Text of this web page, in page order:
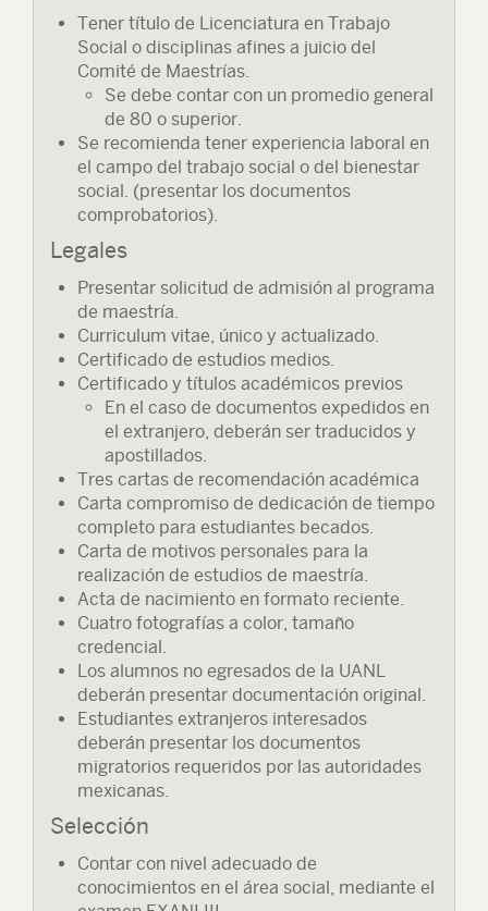
Tener título de Licenciatura en Trabajo
Social o disciplinas afines a juicio del
Comité de Maestrías.
Se debe contar con un promedio general
de 80 o superior.
Se recomienda tener experiencia laboral en
el campo del trabajo social o del bienestar
social. (presentar los documentos
comprobatorios).
Legales
Presentar solicitud de admisión al programa
de maestría.
Curriculum vitae, único y actualizado.
Certificado de estudios medios.
Certificado y títulos académicos previos
En el caso de documentos expedidos en
el extranjero, deberán ser traducidos y
apostillados.
Tres cartas de recomendación académica
Carta compromiso de dedicación de tiempo
completo para estudiantes becados.
Carta de motivos personales para la
realización de estudios de maestría.
Acta de nacimiento en formato reciente.
Cuatro fotografías a color, tamaño
credencial.
Los alumnos no egresados de la UANL
deberán presentar documentación original.
Estudiantes extranjeros interesados
deberán presentar los documentos
migratorios requeridos por las autoridades
mexicanas.
Selección
Contar con nivel adecuado de
conocimientos en el área social, mediante el